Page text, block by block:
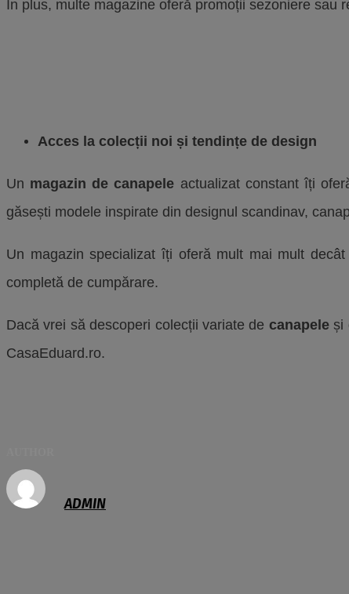
În plus, multe magazine oferă promoții sezoniere sau
Acces la colecții noi și tendințe de design
Un magazin de canapele actualizat constant îți
găsești modele inspirate din designul scandinav,
Un magazin specializat îți oferă mult mai mult
completă de cumpărare.
Dacă vrei să descoperi colecții variate de canapeleși
CasaEduard.ro.
ADMIN